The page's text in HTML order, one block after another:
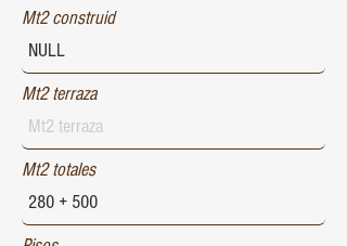
Mt2 construid
Mt2 terraza
Mt2 totales